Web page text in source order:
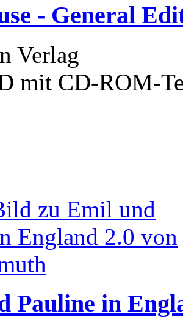
- General
Verlag
mit CD-ROM-
Pauline in